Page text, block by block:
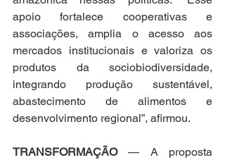
apoio fortalece cooperativas e
associações, amplia o acesso aos
mercados institucionais e valoriza os
produtos da sociobiodiversidade,
integrando produção sustentável,
abastecimento de alimentos e
desenvolvimento regional”, afirmou.
TRANSFORMAÇÃO — A proposta